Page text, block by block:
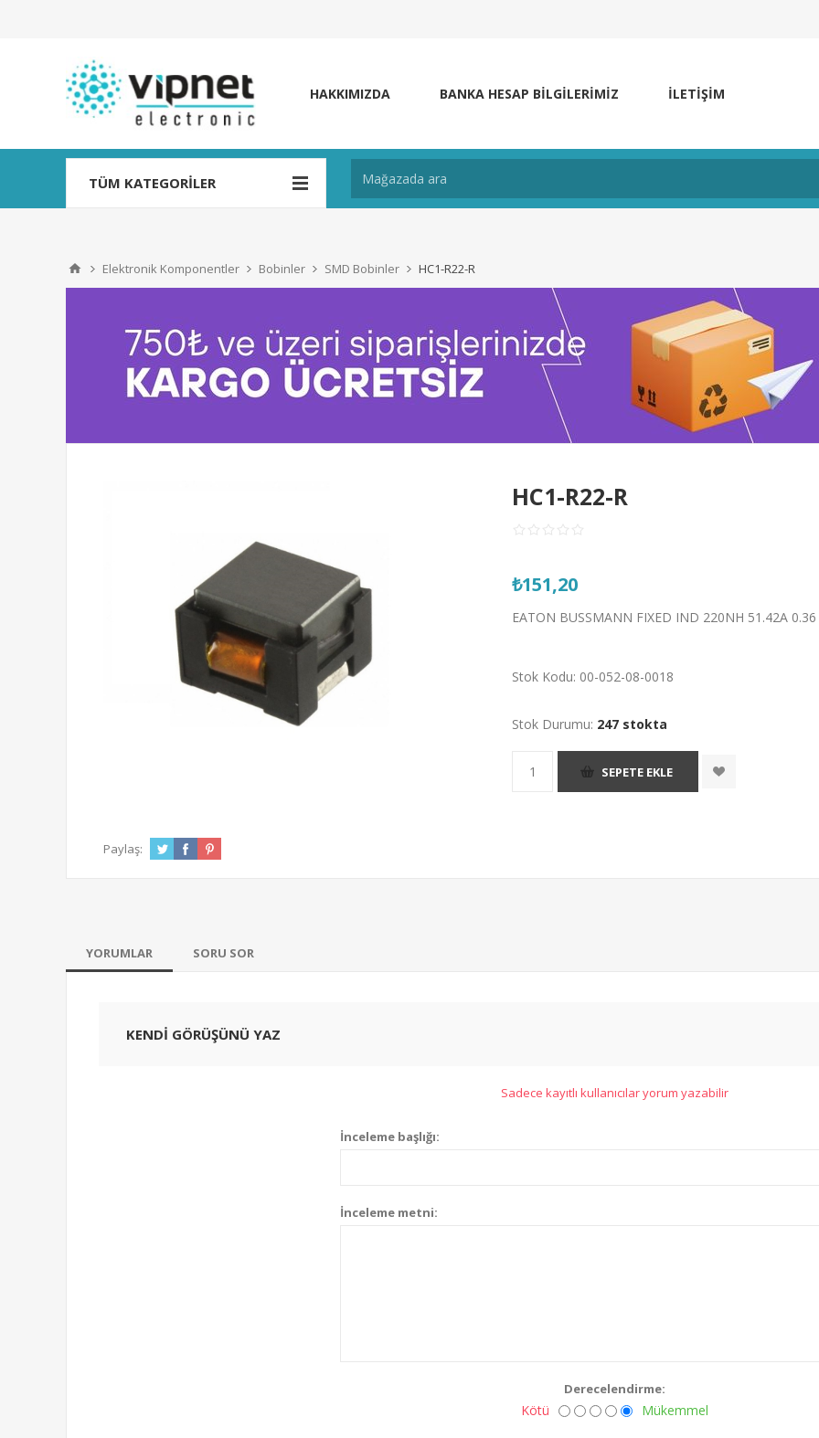
HAKKIMIZDA BANKA HESAP BILGILERIMIZ İLETIŞIM
TÜM KATEGORILER
Elektronik Komponentler Bobinler SMD Bobinler HC1-R22-R
HC1-R22-R
₺151,20
EATON BUSSMANN FIXED IND 220NH 51.42A
Stok Kodu: 00-052-08-0018
Stok Durumu: 247 stokta
SEPETE EKLE
Paylaş:
YORUMLAR SORU SOR
KENDI GÖRÜŞÜNÜ YAZ
Sadece kayıtlı kullanıcılar yorum yazabilir
İnceleme başlığı:
İnceleme metni:
Derecelendirme:
Kötü Mükemmel